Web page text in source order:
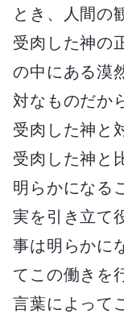
とき、人間の
受肉した神の
の中にある漠
対なものだか
受肉した神と
受肉した神と
明らかになる
実を引き立て
事は明らかに
てこの働きを
言葉によって